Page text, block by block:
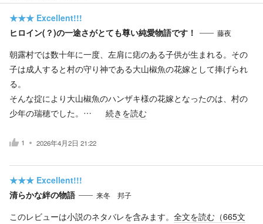
★★★ Excellent!!!
ヒロイン(？)の一途さがとても尊い純愛物語です！
藤夜
朝露村では数十年に一度、左肩に痣のある子供が生まれる。その
子は成人すると村の守り神である大山椒魚の花嫁として捧げられ
る。
そんな掟により大山椒魚のハンザキ様の花嫁となったのは、村の
少年の瑞穂でした。…
続きを読む
1 2026年4月2日 21:22
★★★ Excellent!!!
清らかな絆の物語
来冬 邦子
このレビューは小説のネタバレを含みます。 全文を読む（665文